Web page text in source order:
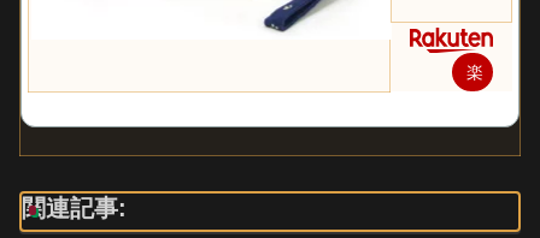
楽
購
入
関連記事: